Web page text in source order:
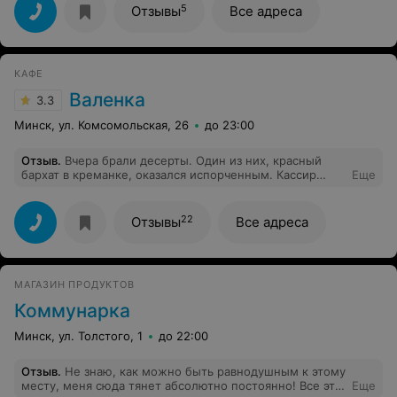
выбросили. Отзывы5 Все адреса
КАФЕ
3.3 Валенка
Минск, ул. Комсомольская, 26 до 23:00
Отзыв. Вчера брали десерты. Один из них, красный
бархат в креманке, оказался испорченным. Кассир
он точно будет ок"... Удивляет, что в такой
кондитерской не следят за продуктами.
Еще
Отзывы22 Все адреса
МАГАЗИН ПРОДУКТОВ
Коммунарка
Минск, ул. Толстого, 1 до 22:00
Отзыв. Не знаю, как можно быть равнодушным к этому
месту, меня сюда тянет абсолютно постоянно! Все эти
Еще